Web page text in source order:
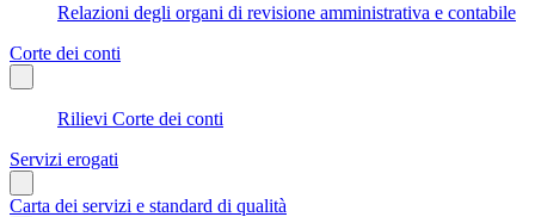
Relazioni degli organi di revisione amministrativa e contabile
Corte dei conti
Rilievi Corte dei conti
Servizi erogati
Carta dei servizi e standard di qualità